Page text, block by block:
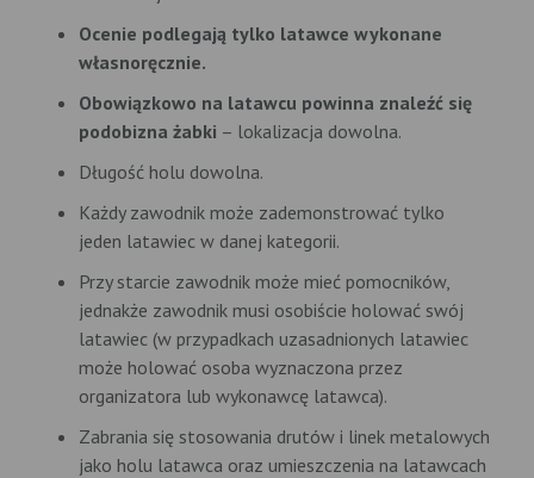
Ocenie podlegają tylko latawce wykonane
własnoręcznie.
Obowiązkowo na latawcu powinna znaleźć się
podobizna żabki – lokalizacja dowolna.
Długość holu dowolna.
Każdy zawodnik może zademonstrować tylko
jeden latawiec w danej kategorii.
Przy starcie zawodnik może mieć pomocników,
jednakże zawodnik musi osobiście holować swój
latawiec (w przypadkach uzasadnionych latawiec
może holować osoba wyznaczona przez
organizatora lub wykonawcę latawca).
Zabrania się stosowania drutów i linek metalowych
jako holu latawca oraz umieszczenia na latawcach